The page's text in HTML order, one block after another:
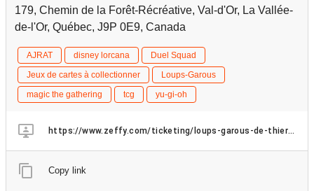
179, Chemin de la Forêt-Récréative, Val-d'Or, La Vallée-
de-l'Or, Québec, J9P 0E9, Canada
AJRAT disney lorcana
Duel Squad
Jeux de cartes à collectionner
Loups-Garous
magic the gathering
tcg yu-gi-oh
https://www.zeffy.com/ticketing/loups-garous-de-thiercelieux-a-la-foret-recreative
Copy link